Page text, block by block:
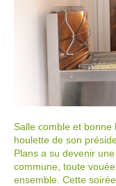
Salle comble et
houlette de son
Plans a su devenir
commune, toute
ensemble. Cette